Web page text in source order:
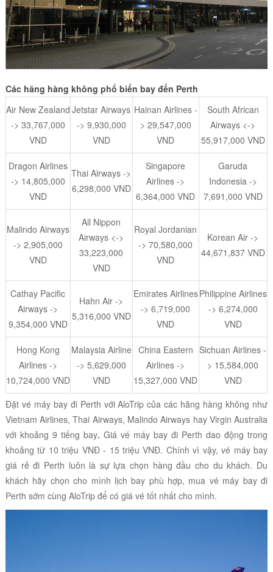
Các hãng hàng không phổ biến bay đến Perth
Air New Zealand
-> 33,767,000
VND
Jetstar Airways
-> 9,930,000
VND
Hainan Airlines -
> 29,547,000
VND
South African
Airways <->
55,917,000 VND
Dragon Airlines
-> 14,805,000
VND
Thai Airways ->
6,298,000 VND
Singapore
Airlines ->
6,364,000 VND
Garuda
Indonesia ->
7,691,000 VND
Malindo Airways
-> 2,905,000
VND
All Nippon
Airways <->
33,223,000
VND
Royal Jordanian
-> 70,580,000
VND
Korean Air ->
44,671,837 VND
Cathay Pacific
Airways ->
9,354,000 VND
Hahn Air ->
5,316,000 VND
Emirates Airlines
-> 6,719,000
VND
Philippine Airlines
-> 6,274,000
VND
Hong Kong
Airlines ->
10,724,000 VND
Malaysia Airline
-> 5,629,000
VND
China Eastern
Airlines ->
15,327,000 VND
Sichuan Airlines -
> 15,584,000
VND
Đặt vé máy bay đi Perth với AloTrip của các hãng hàng không như
Vietnam Airlines, Thai Airways, Malindo Airways hay Virgin Australia
với khoảng 9 tiếng bay. Giá vé máy bay đi Perth dao động trong
khoảng từ 10 triệu VNĐ - 15 triệu VNĐ. Chính vì vậy, vé máy bay
giá rẻ đi Perth luôn là sự lựa chọn hàng đầu cho du khách. Du
khách hãy chọn cho mình lịch bay phù hợp, mua vé máy bay đi
Perth sớm cùng AloTrip để có giá vé tốt nhất cho mình.